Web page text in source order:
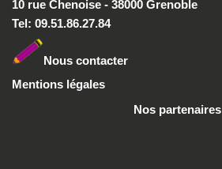
10 rue Chenoise - 38000 Grenoble
Tel: 09.51.86.27.84
Nous contacter
Mentions légales
Nos partenaires